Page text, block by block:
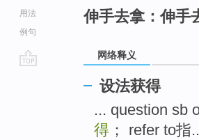
用法
例句
伸手去拿：伸手
网络释义
设法获得
... question sb
得 ； refer to指